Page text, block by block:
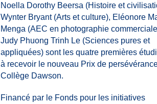
Noella Dorothy Beersa (Histoire et
Wynter Bryant (Arts et culture), Eléonore
Menga (AEC en photographie
Judy Phuong Trinh Le (Sciences pures et
appliquées) sont les quatre premières
à recevoir le nouveau Prix de
Collège Dawson.
Financé par le Fonds pour les initiatives